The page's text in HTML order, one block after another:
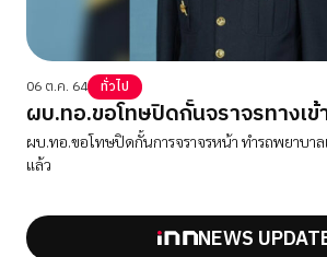
06 ต.ค. 64 ทั่วไป
ผบ.ทอ.ขอโทษปิดกั้นจราจรทางเ
ผบ.ทอ.ขอโทษปิดกั้นการจราจรหน้า ทำรถพยาบาล
แล้ว
NEWS